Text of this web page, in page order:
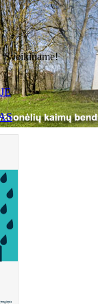
Sveikiname!